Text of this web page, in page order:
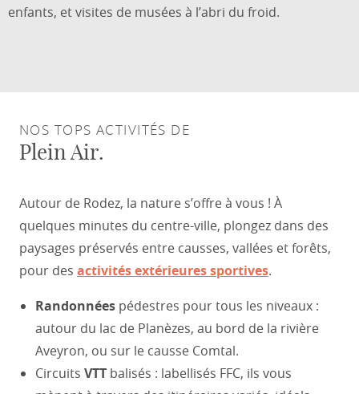
enfants, et visites de musées à l’abri du froid.
NOS TOPS ACTIVITÉS DE
Plein Air.
Autour de Rodez, la nature s’offre à vous ! À
quelques minutes du centre-ville, plongez dans des
paysages préservés entre causses, vallées et forêts,
pour des activités extérieures sportives.
Randonnées pédestres pour tous les niveaux :
autour du lac de Planèzes, au bord de la rivière
Aveyron, ou sur le causse Comtal.
Circuits VTT balisés : labellisés FFC, ils vous